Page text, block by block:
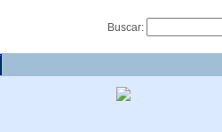
Buscar: